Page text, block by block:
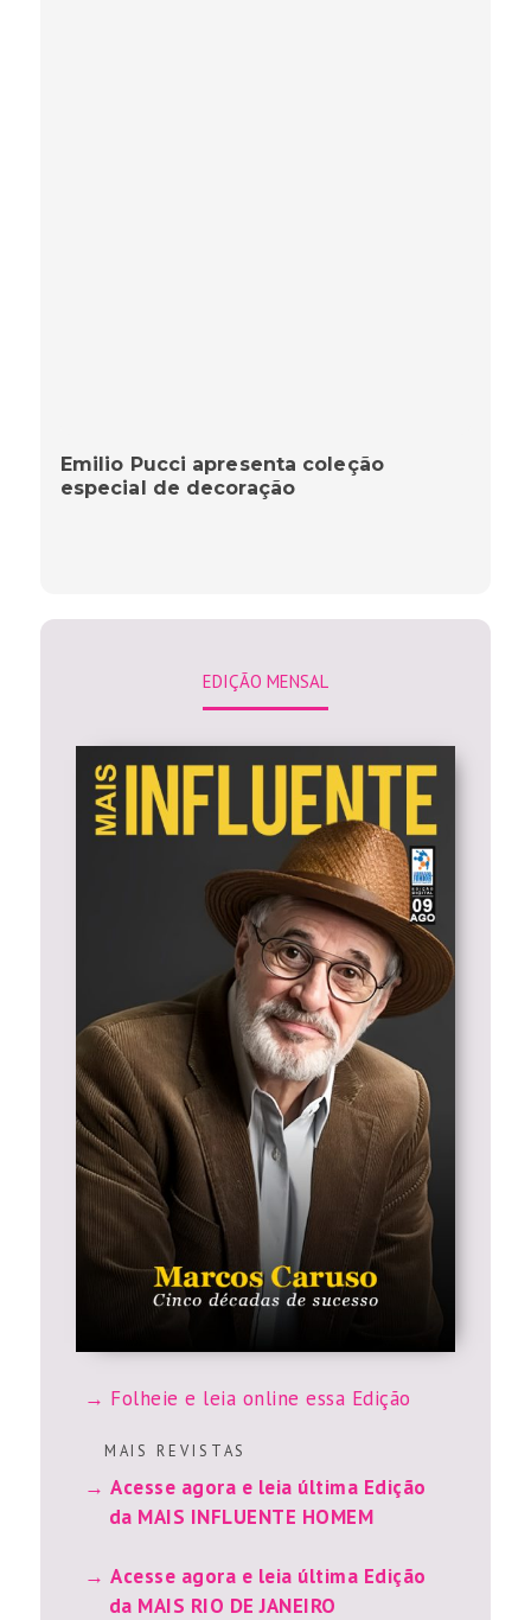
Emilio Pucci apresenta coleção
especial de decoração
EDIÇÃO MENSAL
Folheie e leia online essa Edição
M A I S R E V I S T A S
Acesse agora e leia última Edição
da MAIS INFLUENTE HOMEM
Acesse agora e leia última Edição
da MAIS RIO DE JANEIRO